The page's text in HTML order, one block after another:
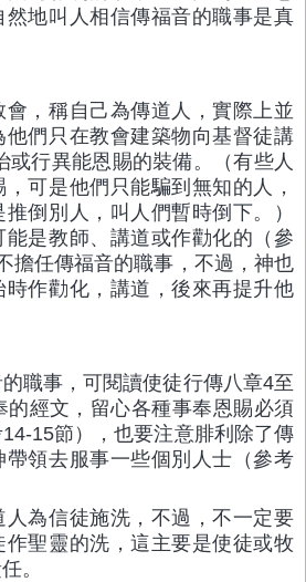
然地叫人相信傳福音的職事是真
，稱自己為傳道人，實際上並
們只在教會建築物向基督徒講
或行異能恩賜的裝備。（有些人
可是他們只能騙到無知的人，
倒別人，叫人們暫時倒下。）
是教師、講道或作勸化的（參
擔任傳福音的職事，不過，神也
作勸化，講道，後來再提升他
職事，可閱讀使徒行傳八章4至
的經文，留心各種事奉恩賜必須
15節），也要注意腓利除了傳
領去服事一些個別人士（參考
為信徒施洗，不過，不一定要
聖靈的洗，這主要是使徒或牧
。